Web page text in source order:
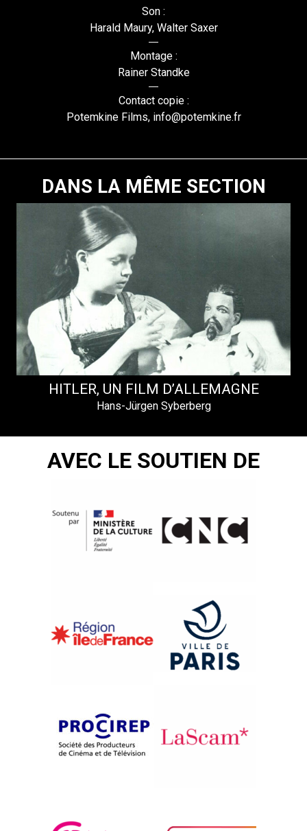
Son :
Harald Maury, Walter Saxer
Montage :
Rainer Standke
Contact copie :
Potemkine Films, info@potemkine.fr
DANS LA MÊME SECTION
HITLER, UN FILM D’ALLEMAGNE
Hans-Jürgen Syberberg
AVEC LE SOUTIEN DE